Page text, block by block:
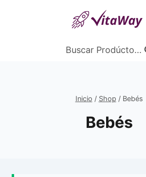
Buscar Prodúcto...
Inicio / Shop / Bebés
Bebés